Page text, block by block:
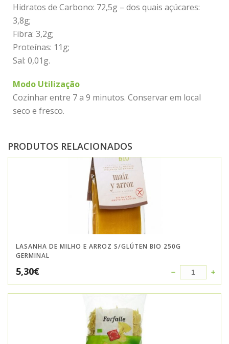
Hidratos de Carbono: 72,5g – dos quais açúcares:
3,8g;
Fibra: 3,2g;
Proteínas: 11g;
Sal: 0,01g.
Modo Utilização
Cozinhar entre 7 a 9 minutos. Conservar em local
seco e fresco.
PRODUTOS RELACIONADOS
LASANHA DE MILHO E ARROZ S/GLÚTEN BIO 250G
GERMINAL
5,30€